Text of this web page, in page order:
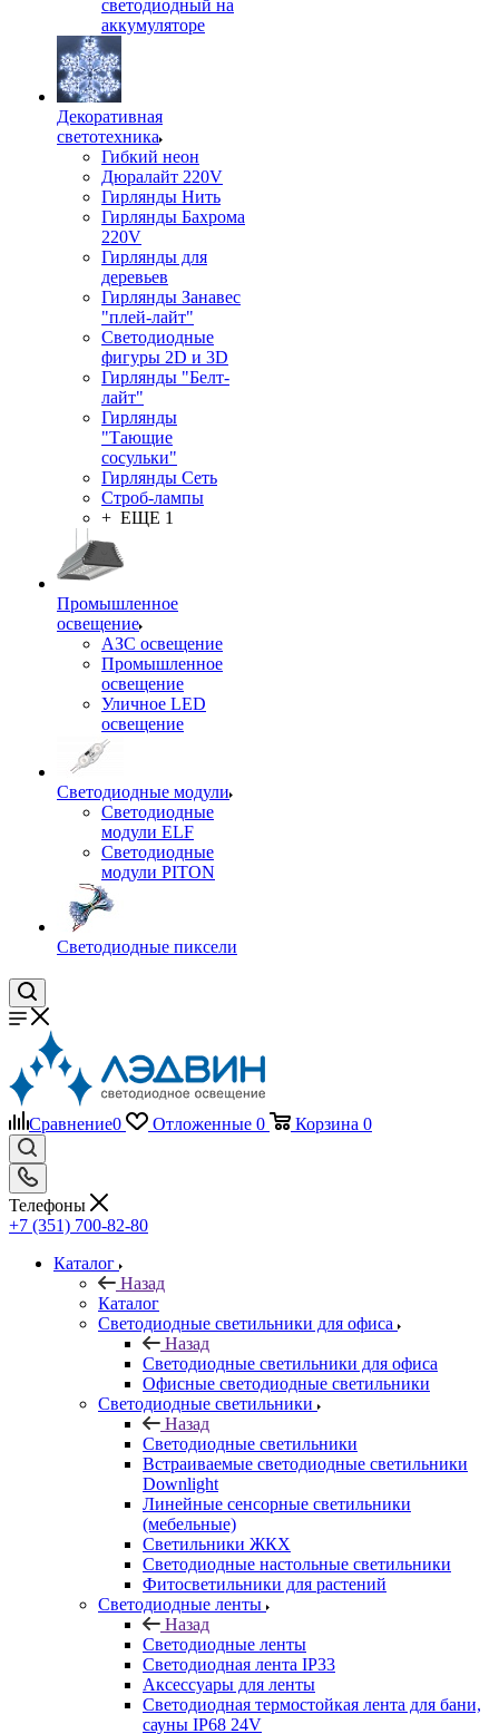
светодиодный на
аккумуляторе
Декоративная
светотехника
Гибкий неон
Дюралайт 220V
Гирлянды Нить
Гирлянды Бахрома
220V
Гирлянды для
деревьев
Гирлянды Занавес
"плей-лайт"
Светодиодные
фигуры 2D и 3D
Гирлянды "Белт-
лайт"
Гирлянды
"Тающие
сосульки"
Гирлянды Сеть
Строб-лампы
+ ЕЩЕ 1
Промышленное
освещение
АЗС освещение
Промышленное
освещение
Уличное LED
освещение
Светодиодные модули
Светодиодные
модули ELF
Светодиодные
модули PITON
Светодиодные пиксели
Сравнение0 Отложенные 0 Корзина 0
Телефоны
+7 (351) 700-82-80
Каталог
Назад
Каталог
Светодиодные светильники для офиса
Назад
Светодиодные светильники для офиса
Офисные светодиодные светильники
Светодиодные светильники
Назад
Светодиодные светильники
Встраиваемые светодиодные светильники
Downlight
Линейные сенсорные светильники
(мебельные)
Светильники ЖКХ
Светодиодные настольные светильники
Фитосветильники для растений
Светодиодные ленты
Назад
Светодиодные ленты
Светодиодная лента IP33
Аксессуары для ленты
Светодиодная термостойкая лента для бани,
сауны IP68 24V